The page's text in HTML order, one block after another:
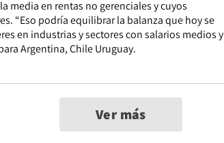
media en rentas no gerenciales y cuyos
“Eso podría equilibrar la balanza que hoy se
en industrias y sectores con salarios medios y
Argentina, Chile Uruguay.
Ver más